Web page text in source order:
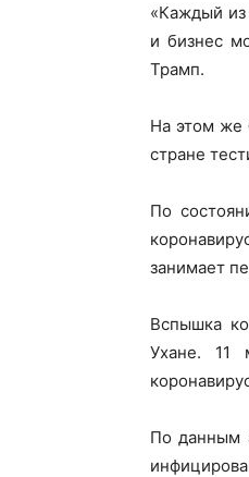
«Каждый из
и бизнес
Трамп.
На этом же
стране
По
занимает
Вспышка
Ухане. 11
По данным